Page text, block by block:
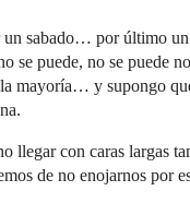
un sabado… por último
se puede, no se puede
mayoría… y supongo
llegar con caras largas
de no enojarnos por